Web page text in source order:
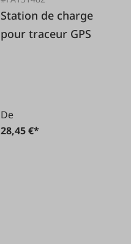
Station de charge
pour traceur GPS
De
28,45 €*